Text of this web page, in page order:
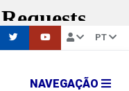
PT
NAVEGAÇÃO